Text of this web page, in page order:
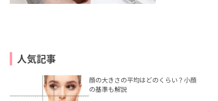
人気記事
顔の大きさの平均はどのくらい？小顔
の基準も解説